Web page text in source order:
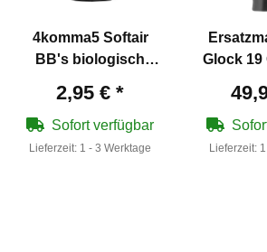
4komma5 Softair
BB's biologisch
BB/0,20 g/1000 Stück
Zipper Bag
2,95 € *
Sofort verfügbar
Lieferzeit: 1 - 3 Werktage
Glock 19
Lieferzeit: